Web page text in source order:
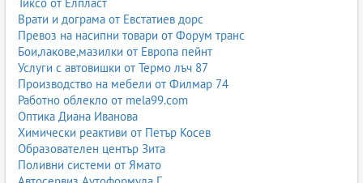
Врати и дограма от Евстатиев дорс
Превоз на насипни товари от Форум транс
Бои,лакове,мазилки от Европа пейнт
Услуги с автовишки от Термо лъч 87
Производство на мебели от Филмар 74
Работно облекло от mela99.com
Оптика Диана Иванова
Химически реактиви от Петър Косев
Образователен център Зита
Поливни системи от Ямато